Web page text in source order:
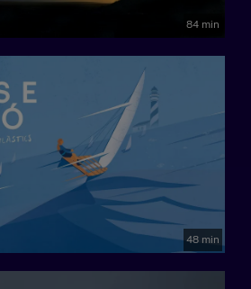
84 min
48 min